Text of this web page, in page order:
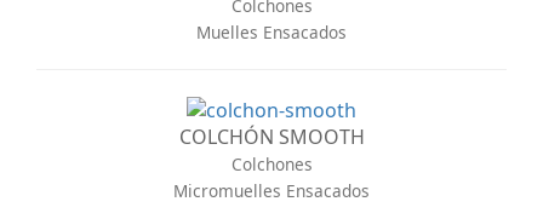
Colchones
Muelles Ensacados
COLCHÓN SMOOTH
Colchones
Micromuelles Ensacados